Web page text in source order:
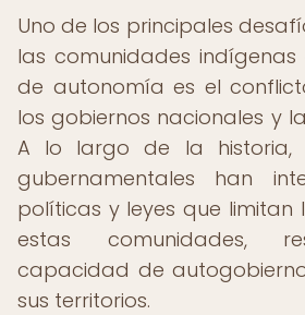
Uno de los principales
las comunidades
de autonomía es el
los gobiernos nacionales y
A lo largo de la historia,
gubernamentales han
políticas y leyes que
estas comunidades,
capacidad de
sus territorios.